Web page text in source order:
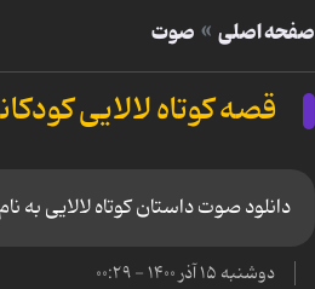
صفحه اصلی صوت
قصه کوتاه لالایی
دانلود صوت داستان کوتاه لالایی به
دوشنبه ۱۵ آذر ۱۴۰۰ - ۰۰:۲۹